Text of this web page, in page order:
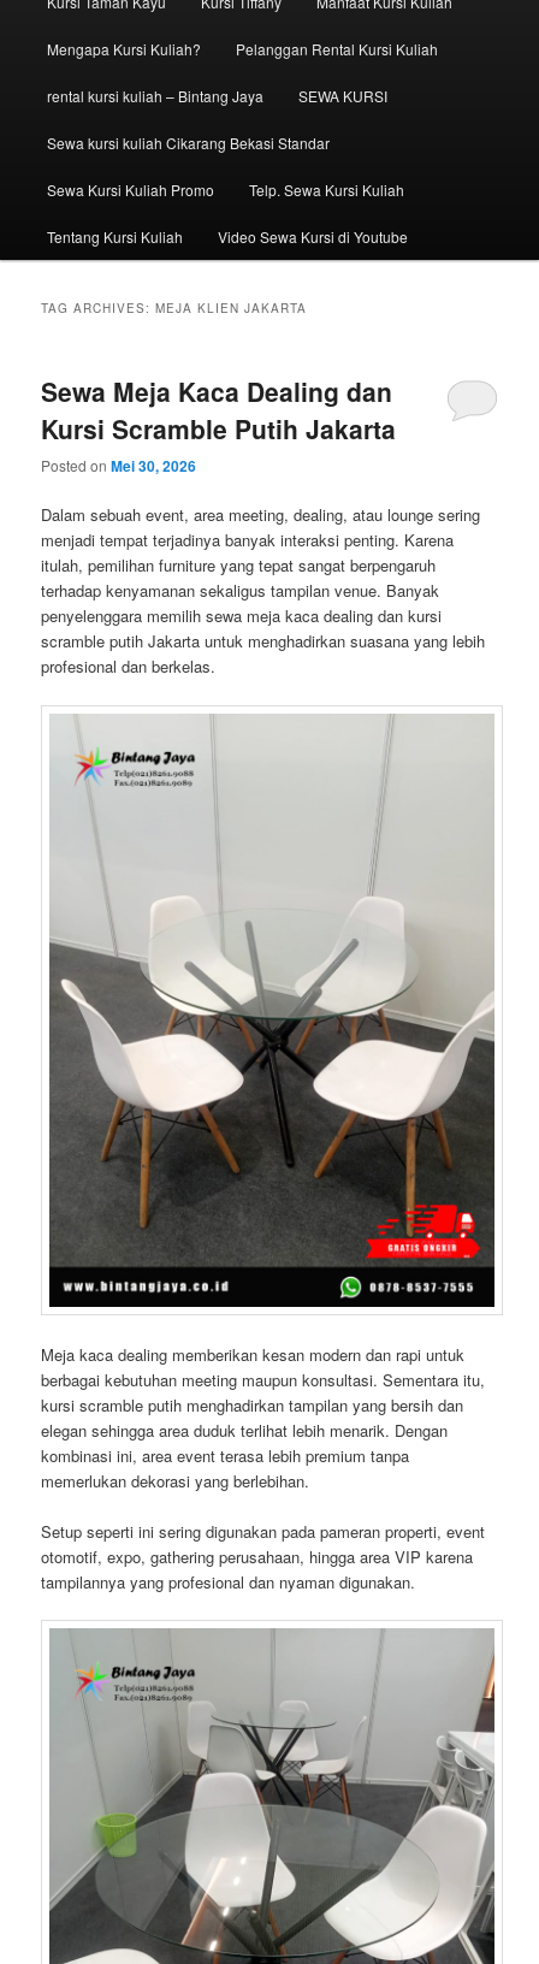
Mengapa Kursi Kuliah? Pelanggan Rental Kursi Kuliah
rental kursi kuliah – Bintang Jaya SEWA KURSI
Sewa kursi kuliah Cikarang Bekasi Standar
Sewa Kursi Kuliah Promo Telp. Sewa Kursi Kuliah
Tentang Kursi Kuliah Video Sewa Kursi di Youtube
TAG ARCHIVES:MEJA KLIEN JAKARTA
Sewa Meja Kaca Dealing dan
Kursi Scramble Putih Jakarta
Posted onMei 30, 2026
Dalam sebuah event, area meeting, dealing, atau lounge sering
menjadi tempat terjadinya banyak interaksi penting. Karena
itulah, pemilihan furniture yang tepat sangat berpengaruh
terhadap kenyamanan sekaligus tampilan venue. Banyak
penyelenggara memilih sewa meja kaca dealing dan kursi
scramble putih Jakarta untuk menghadirkan suasana yang lebih
profesional dan berkelas.
Meja kaca dealing memberikan kesan modern dan rapi untuk
berbagai kebutuhan meeting maupun konsultasi. Sementara itu,
kursi scramble putih menghadirkan tampilan yang bersih dan
elegan sehingga area duduk terlihat lebih menarik. Dengan
kombinasi ini, area event terasa lebih premium tanpa
memerlukan dekorasi yang berlebihan.
Setup seperti ini sering digunakan pada pameran properti, event
otomotif, expo, gathering perusahaan, hingga area VIP karena
tampilannya yang profesional dan nyaman digunakan.